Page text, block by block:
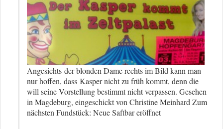
Angesichts der blonden Dame rechts im Bild kann man
nur hoffen, dass Kasper nicht zu früh kommt, denn die
will seine Vorstellung bestimmt nicht verpassen. Gesehen
in Magdeburg, eingeschickt von Christine Meinhard Zum
nächsten Fundstück: Neue Saftbar eröffnet